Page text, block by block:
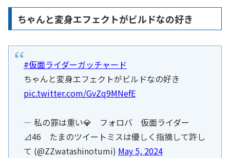
ちゃんと変身エフェクトがビルドなの好き
#仮面ライダーガッチャード
ちゃんと変身エフェクトがビルドなの好き
pic.twitter.com/GvZq9MNefE
— 私の罪は重い💎 フォロバ 仮面ライダー
⊿46 たまのツイートミスは優しく指摘して許し
て (@ZZwatashinotumi) May 5, 2024